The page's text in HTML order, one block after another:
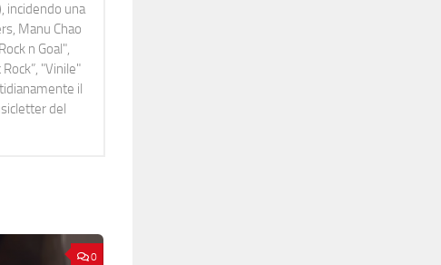
incidendo una
Manu Chao
n Goal",
"Vinile"
il
del
0